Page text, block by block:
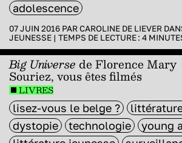
adolescence
07 JUIN 2016 PARCAROLINE DE LIEVER
JEUNESSE | TEMPS DE LECTURE : 4
Big Universe de Florence Mary
Souriez, vous êtes filmés
LIVRES
lisez-vous le belge ?
dystopie
technologie
young